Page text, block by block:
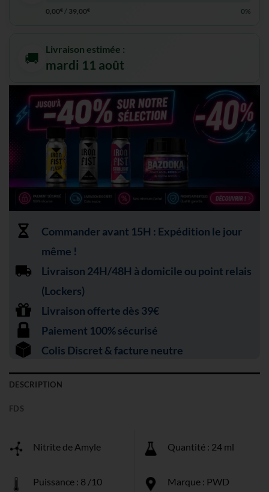
0,00€ / 39,00€ 0%
🚚 Livraison estimée :
mardi 11 août
Commander avant 15H : Expédition le jour
même !
Livraison 24H/48H à domicile ou point relais
(Lockers)
Livraison offerte dès 39€
Paiement 100% sécurisé
Colis Discret & facture neutre
DESCRIPTION
FDS
Nitrite de Amyle Quantité : 24 ml
Puissance : 8 /10 Marque : PWD